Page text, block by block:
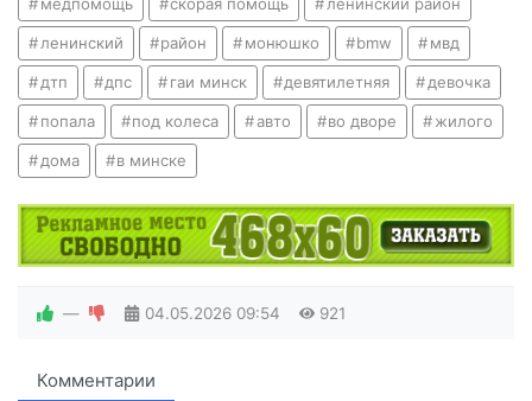
ленинский район монюшко bmw мвд
дтп дпс гаи минск девятилетняя девочка
попала под колеса авто во дворе жилого
дома в минске
— 04.05.2026 09:54 921
Комментарии